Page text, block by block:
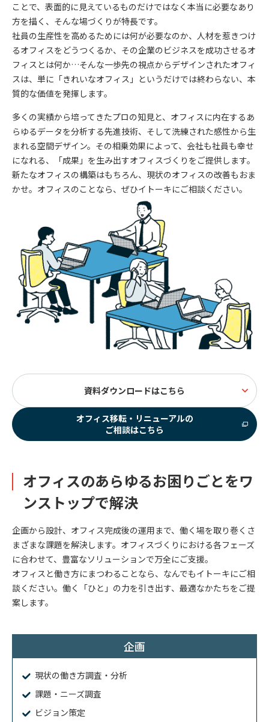
ことで、表面的に見えているものだけではなく本当に必要なあり
方を描く、そんな場づくりが特長です。
社員の生産性を高めるためには何が必要なのか、人材を惹きつけ
るオフィスをどうつくるか、その企業のビジネスを成功させるオ
フィスとは何か…そんな一歩先の視点からデザインされたオフィ
スは、単に「きれいなオフィス」というだけでは終わらない、本
質的な価値を発揮します。
多くの実績から培ってきたプロの知見と、オフィスに内在するあ
らゆるデータを分析する先進技術、そして洗練された感性から生
まれる空間デザイン。その相乗効果によって、会社も社員も幸せ
になれる、「成果」を生み出すオフィスづくりをご提供します。
新たなオフィスの構築はもちろん、現状のオフィスの改善もおま
かせ。オフィスのことなら、ぜひイトーキにご相談ください。
資料ダウンロードはこちら
オフィス移転・リニューアルの
ご相談はこちら
オフィスのあらゆるお困りごとをワ
ンストップで解決
企画から設計、オフィス完成後の運用まで、働く場を取り巻くさ
まざまな課題を解決します。オフィスづくりにおける各フェーズ
に合わせて、豊富なソリューションで万全にご支援。
オフィスと働き方にまつわることなら、なんでもイトーキにご相
談ください。働く「ひと」の力を引き出す、最適なかたちをご提
案します。
企画
現状の働き方調査・分析
課題・ニーズ調査
ビジョン策定